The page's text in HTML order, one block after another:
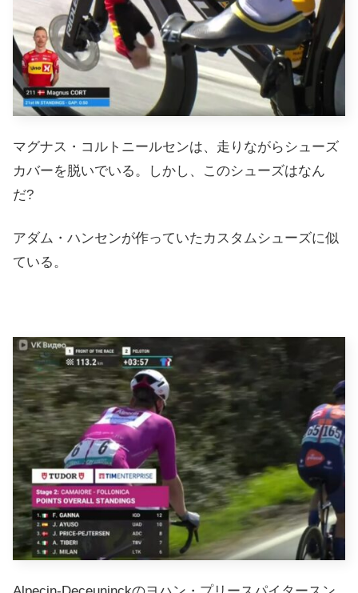
マグナス・コルトニールセンは、走りながらシューズ
カバーを脱いでいる。しかし、このシューズはなん
だ?
アダム・ハンセンが作っていたカスタムシューズに似
ている。